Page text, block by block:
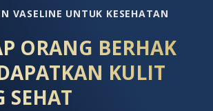
peringkat.
VASELINE UNTUK KESEHATAN
ORANG BERHAK
KULIT
SEHAT